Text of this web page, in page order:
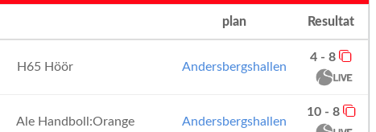
plan Resultat
H65 Höör Andersbergshallen
4 - 8
Ale Handboll:Orange Andersbergshallen
10 - 8